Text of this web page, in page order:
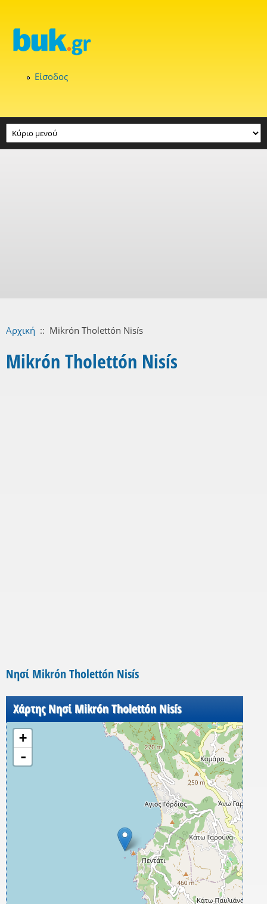
Είσοδος
Αρχική :: Mikrón Tholettón Nisís
Mikrón Tholettón Nisís
Νησί Mikrón Tholettón Nisís
Χάρτης Νησί Mikrón Tholettón Nisís
+
-